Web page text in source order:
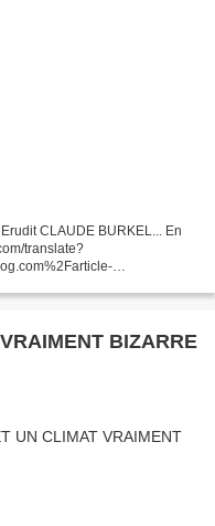
CLAUDE BURKEL... En
translate?
BIZARRE